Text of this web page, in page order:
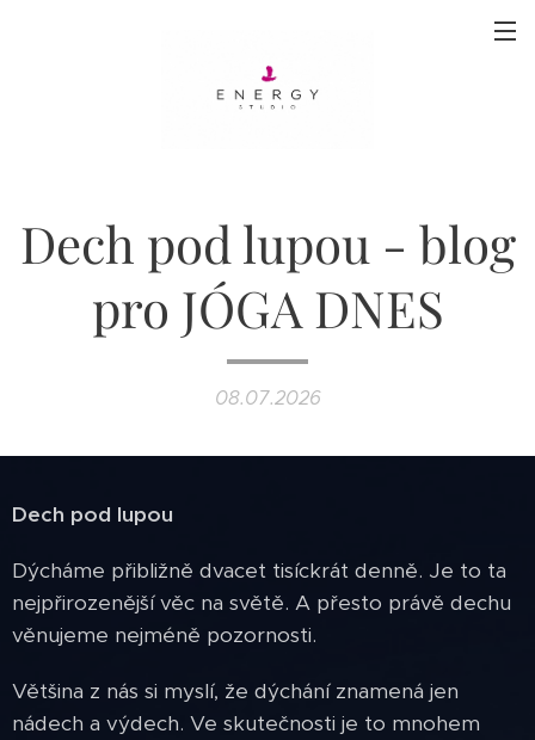
Dech pod lupou - blog
pro JÓGA DNES
08.07.2026
Dech pod lupou
Dýcháme přibližně dvacet tisíckrát denně. Je to ta
nejpřirozenější věc na světě. A přesto právě dechu
věnujeme nejméně pozornosti.
Většina z nás si myslí, že dýchání znamená jen
nádech a výdech. Ve skutečnosti je to mnohem